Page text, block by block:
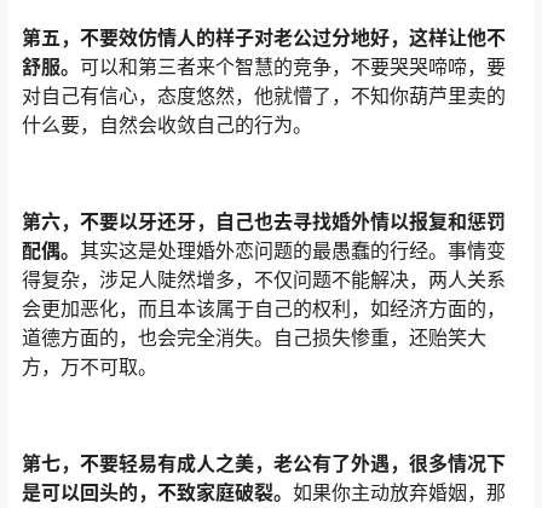
第五，不要效仿情人的样子对老公过分地好，这样让他不
舒服。 可以和第三者来个智慧的竞争，不要哭哭啼啼，要
对自己有信心，态度悠然，他就懵了，不知你葫芦里卖的
什么要，自然会收敛自己的行为。
第六，不要以牙还牙，自己也去寻找婚外情以报复和惩罚
配偶。 其实这是处理婚外恋问题的最愚蠢的行经。事情变
得复杂，涉足人陡然增多，不仅问题不能解决，两人关系
会更加恶化，而且本该属于自己的权利，如经济方面的，
道德方面的，也会完全消失。自己损失惨重，还贻笑大
方，万不可取。
第七，不要轻易有成人之美，老公有了外遇，很多情况下
是可以回头的，不致家庭破裂。 如果你主动放弃婚姻，那